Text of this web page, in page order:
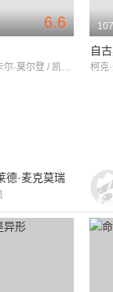
6.6
马龙·白兰度 / 卡尔·莫尔登 / 凯蒂·乔拉杜
自
德·麦克莫瑞